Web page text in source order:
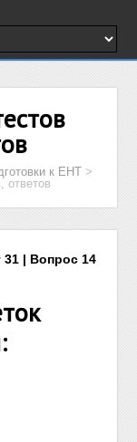
к ЕНТ >
ответов
31 | Вопрос 14